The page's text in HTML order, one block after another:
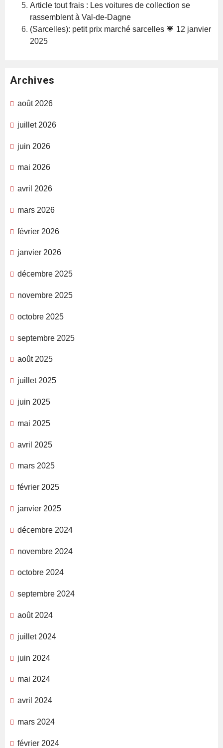
Article tout frais : Les voitures de collection se
rassemblent à Val-de-Dagne
(Sarcelles): petit prix marché sarcelles 💗 12 janvier
2025
Archives
août 2026
juillet 2026
juin 2026
mai 2026
avril 2026
mars 2026
février 2026
janvier 2026
décembre 2025
novembre 2025
octobre 2025
septembre 2025
août 2025
juillet 2025
juin 2025
mai 2025
avril 2025
mars 2025
février 2025
janvier 2025
décembre 2024
novembre 2024
octobre 2024
septembre 2024
août 2024
juillet 2024
juin 2024
mai 2024
avril 2024
mars 2024
février 2024